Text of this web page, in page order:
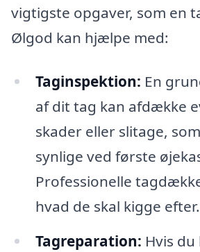
vigtigste opgaver, som en
Ølgod kan hjælpe med:
Taginspektion: En
af dit tag kan afdække
skader eller slitage,
synlige ved første
Professionelle
hvad de skal kigge efter.
Tagreparation: Hvis